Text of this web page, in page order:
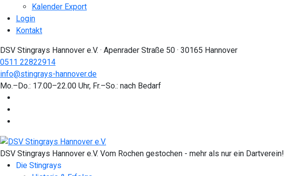
Kalender Export
Login
Kontakt
DSV Stingrays Hannover e.V. · Apenrader Straße 50 · 30165 Hannover
0511 22822914
info@stingrays-hannover.de
Mo.–Do.: 17.00–22.00 Uhr, Fr.–So.: nach Bedarf
DSV Stingrays Hannover e.V. Vom Rochen gestochen - mehr als nur ein Dartverein!
Die Stingrays